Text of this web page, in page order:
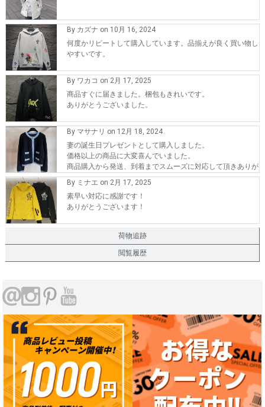
荷物追跡
閲覧履歴
By カズナ on 10月 16, 2024
何度かリピートして購入しています。品揃えが良く買い物し
やすいです。
By ワカコ on 2月 17, 2025
商品すぐに届きました。梱包もきれいです。
ありがとうございました。
By マサナリ on 12月 18, 2024
妻の誕生日プレゼントとして購入しました。
価格以上の商品に大変喜んでいました。
商品購入から発送、到着までスムーズに対応して頂きありが
とうございます。
また、機会が有れば購入したいです。
By ミナエ on 2月 17, 2025
素早い対応に感謝です！
ありがとうございます！